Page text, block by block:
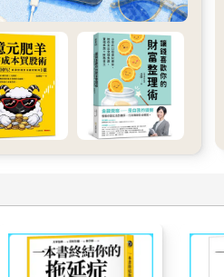
在開始好好用功。」
每天只睡兩小時、專心讀書的
做的事會面臨更多的困難與壓
兩年時間，從國小、國中課本
設定的2等級目標。隨著報名大學
一直很焦慮的導師雖然勸過我報